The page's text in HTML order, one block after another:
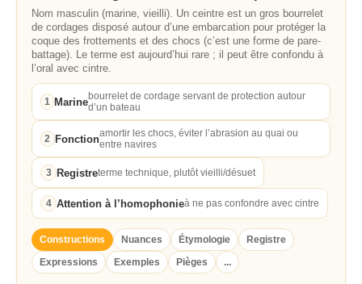
Nom masculin (marine, vieilli). Un ceintre est un gros bourrelet
de cordages disposé autour d’une embarcation pour protéger la
coque des frottements et des chocs (c’est une forme de pare-
battage). Le terme est aujourd’hui rare ; il peut être confondu à
l’oral avec cintre.
1 Marinebourrelet de cordage servant de protection autour
d’un bateau
2 Fonctionamortir les chocs, éviter l’abrasion au quai ou
entre navires
3 Registreterme technique, plutôt vieilli/désuet
4 Attention à l’homophonieà ne pas confondre avec cintre
Constructions Nuances Étymologie
Registre
Expressions
Exemples Pièges ...